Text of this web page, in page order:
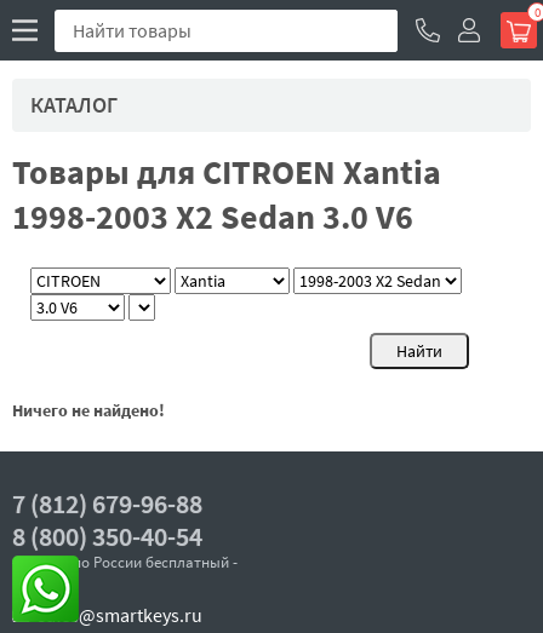
0
КАТАЛОГ
Товары для CITROEN Xantia
1998-2003 X2 Sedan 3.0 V6
Ничего не найдено!
7 (812) 679-96-88
8 (800) 350-40-54
- звонок по России бесплатный -
sales@smartkeys.ru